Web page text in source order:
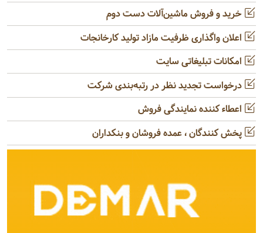
خرید و فروش ماشین‌آلات دست دوم
اعلان واگذاری ظرفیت مازاد تولید کارخانجات
امکانات تبلیغاتی سایت
درخواست تجدید نظر در رتبه‌بندی شرکت
اعطاء کننده نمایندگی فروش
پخش کنندگان ، عمده فروشان و بنکداران